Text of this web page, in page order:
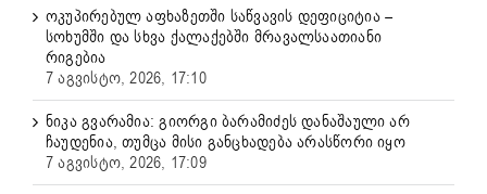
ოკუპირებულ აფხაზეთში საწვავის დეფიციტია –
სოხუმში და სხვა ქალაქებში მრავალსაათიანი
რიგებია
7 აგვისტო, 2026, 17:10
ნიკა გვარამია: გიორგი ბარამიძეს დანაშაული არ
ჩაუდენია, თუმცა მისი განცხადება არასწორი იყო
7 აგვისტო, 2026, 17:09